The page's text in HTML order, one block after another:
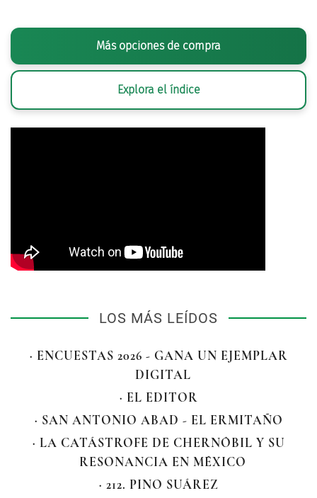
Más opciones de compra
Explora el índice
LOS MÁS LEÍDOS
· ENCUESTAS 2026 - GANA UN EJEMPLAR
DIGITAL
· EL EDITOR
· SAN ANTONIO ABAD - EL ERMITAÑO
· LA CATÁSTROFE DE CHERNÓBIL Y SU
RESONANCIA EN MÉXICO
· 212. PINO SUÁREZ